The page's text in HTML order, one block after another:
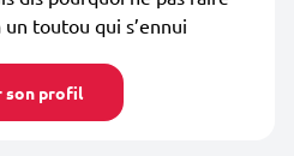
toutou qui s’ennui
son profil